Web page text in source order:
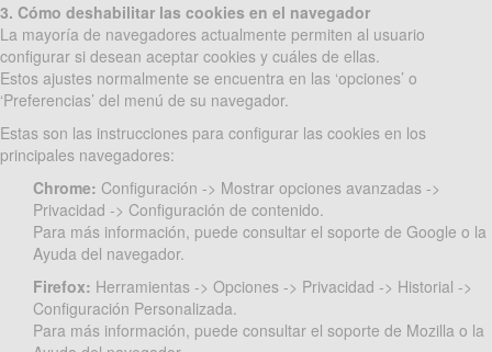
3. Cómo deshabilitar las cookies en el navegador
La mayoría de navegadores actualmente permiten al usuario
configurar si desean aceptar cookies y cuáles de ellas.
Estos ajustes normalmente se encuentra en las ‘opciones’ o
‘Preferencias’ del menú de su navegador.
Estas son las instrucciones para configurar las cookies en los
principales navegadores:
Chrome: Configuración -> Mostrar opciones avanzadas ->
Privacidad -> Configuración de contenido.
Para más información, puede consultar el soporte de Google o la
Ayuda del navegador.
Firefox: Herramientas -> Opciones -> Privacidad -> Historial ->
Configuración Personalizada.
Para más información, puede consultar el soporte de Mozilla o la